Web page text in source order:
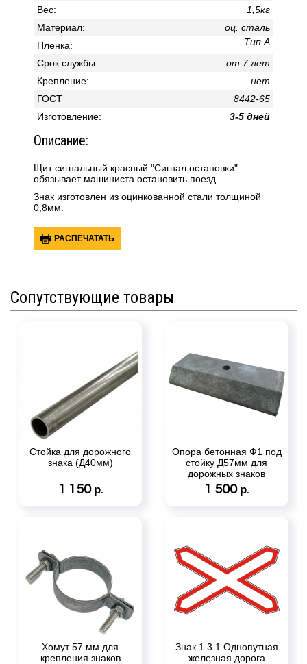
Вес:
1,5кг
Материал:
оц. сталь
Пленка:
Тип А
Срок службы:
от 7 лет
Крепление:
нет
ГОСТ
8442-65
Изготовление:
3-5 дней
Описание:
Щит сигнальный красный "Сигнал остановки"
обязывает машиниста остановить поезд.
Знак изготовлен из оцинкованной стали толщиной
0,8мм.
РАСПЕЧАТАТЬ
Сопутствующие товары
Стойка для дорожного
знака (Д40мм)
1 150 р.
Опора бетонная Ф1 под
стойку Д57мм для
дорожных знаков
1 500 р.
Хомут 57 мм для
крепления знаков
Знак 1.3.1 Однопутная
железная дорога